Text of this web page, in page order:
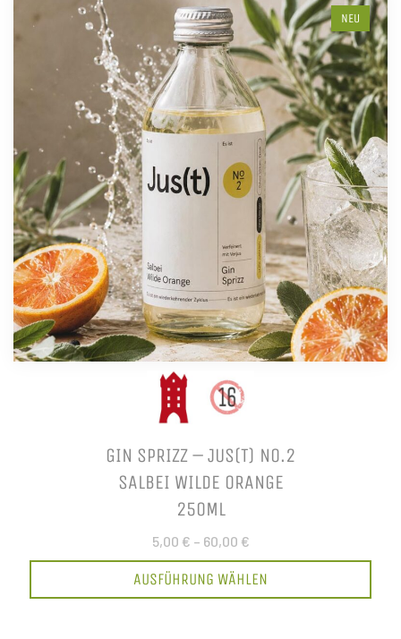
NEU
GIN SPRIZZ – JUS(T) NO.2
SALBEI WILDE ORANGE
250ML
5,00 € – 60,00 €
AUSFÜHRUNG WÄHLEN